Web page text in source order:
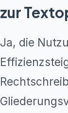
zur
Ja, die